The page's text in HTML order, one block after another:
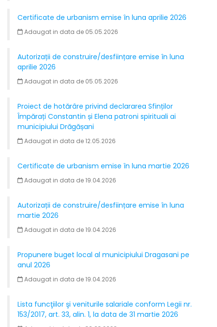
Certificate de urbanism emise în luna aprilie 2026
Adaugat in data de 05.05.2026
Autorizații de construire/desființare emise în luna
aprilie 2026
Adaugat in data de 05.05.2026
Proiect de hotărâre privind declararea Sfinților
Împărați Constantin și Elena patroni spirituali ai
municipiului Drăgășani
Adaugat in data de 12.05.2026
Certificate de urbanism emise în luna martie 2026
Adaugat in data de 19.04.2026
Autorizații de construire/desființare emise în luna
martie 2026
Adaugat in data de 19.04.2026
Propunere buget local al municipiului Dragasani pe
anul 2026
Adaugat in data de 19.04.2026
Lista funcţiilor şi veniturile salariale conform Legii nr.
153/2017, art. 33, alin. 1, la data de 31 martie 2026